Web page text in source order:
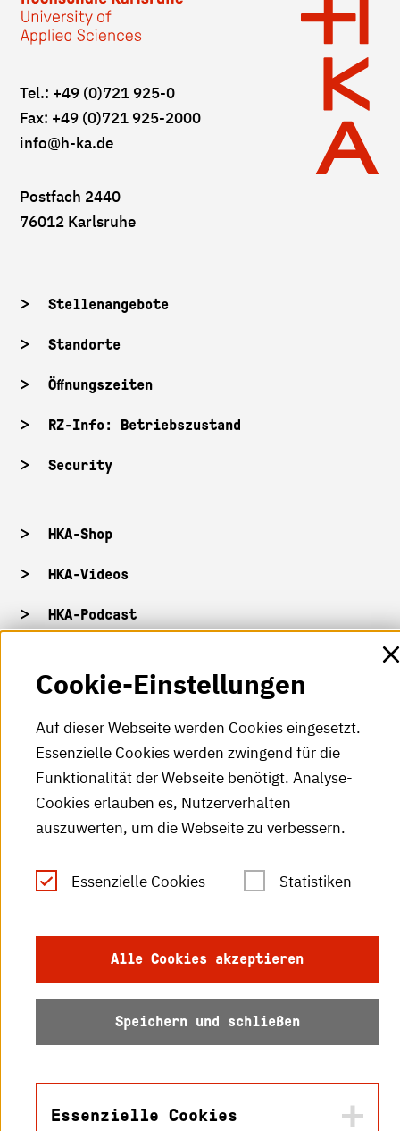
Tel.: +49 (0)721 925-0
Fax: +49 (0)721 925-2000
info@h-ka.de
Postfach 2440
76012 Karlsruhe
Stellenangebote
Standorte
Öffnungszeiten
RZ-Info: Betriebszustand
Security
HKA-Shop
HKA-Videos
HKA-Podcast
RSS-Feed
Leichte Sprache
Gebärdensprache
Datenschutz
© 2026 Hochschule
Cookie-Einstellungen
Auf dieser Webseite werden Cookies eingesetzt.
Essenzielle Cookies werden zwingend für die
Funktionalität der Webseite benötigt. Analyse-
Cookies erlauben es, Nutzerverhalten
auszuwerten, um die Webseite zu verbessern.
Essenzielle Cookies Statistiken
Alle Cookies akzeptieren
Speichern und schließen
Essenzielle Cookies